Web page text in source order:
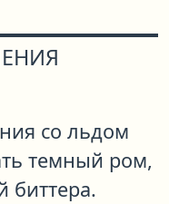
со льдом
темный ром,
биттера.